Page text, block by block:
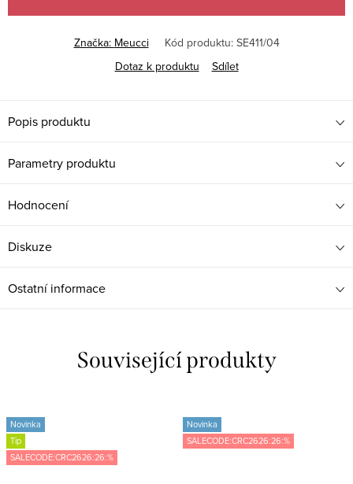
Značka: Meucci Kód produktu: SE411/04
Dotaz k produktu
Sdílet
Popis produktu
Parametry produktu
Hodnocení
Diskuze
Ostatní informace
Související produkty
Novinka
Tip
SALECODE:CRC2626:26:%
Novinka
SALECODE:CRC2626:26:%